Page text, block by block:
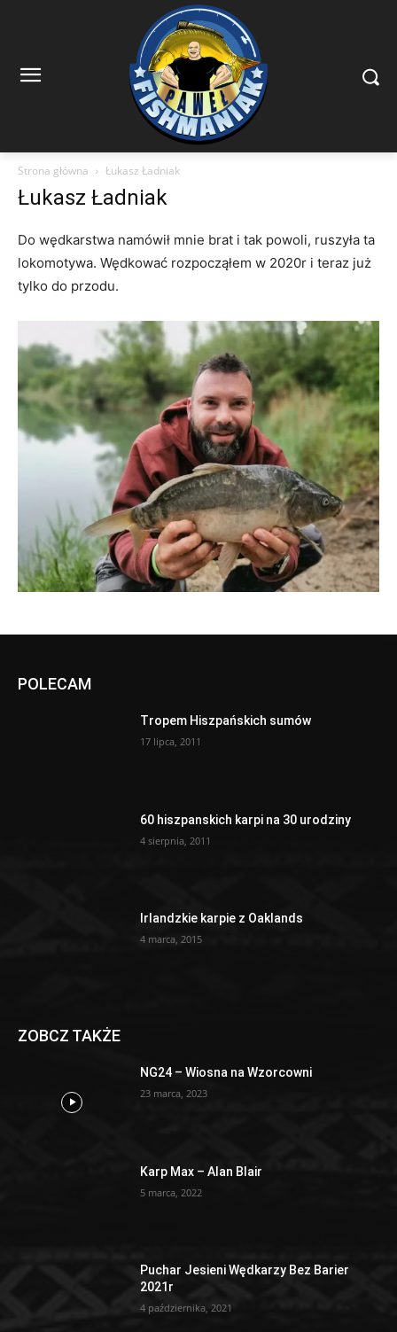
Strona główna Łukasz Ładniak
Łukasz Ładniak
Do wędkarstwa namówił mnie brat i tak powoli, ruszyła ta
lokomotywa. Wędkować rozpocząłem w 2020r i teraz już
tylko do przodu.
POLECAM
Tropem Hiszpańskich sumów
17 lipca, 2011
60 hiszpanskich karpi na 30 urodziny
4 sierpnia, 2011
Irlandzkie karpie z Oaklands
4 marca, 2015
ZOBCZ TAKŻE
NG24 – Wiosna na Wzorcowni
23 marca, 2023
Karp Max – Alan Blair
5 marca, 2022
Puchar Jesieni Wędkarzy Bez Barier
2021r
4 października, 2021